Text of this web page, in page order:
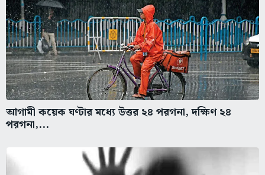
আগামী কয়েক ঘণ্টার মধ্যে উত্তর ২৪ পরগনা, দক্ষিণ ২৪
পরগনা,...